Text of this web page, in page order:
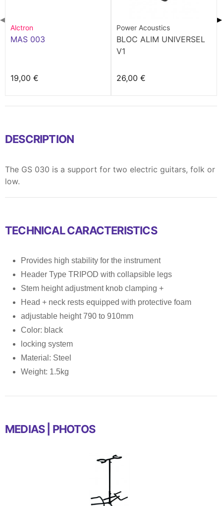
Alctron
MAS 003
19,00 €
Power Acoustics
BLOC ALIM UNIVERSEL
V1
26,00 €
◀ ▶
DESCRIPTION
The GS 030 is a support for two electric guitars, folk or
low.
TECHNICAL CARACTERISTICS
Provides high stability for the instrument
Header Type TRIPOD with collapsible legs
Stem height adjustment knob clamping +
Head + neck rests equipped with protective foam
adjustable height 790 to 910mm
Color: black
locking system
Material: Steel
Weight: 1.5kg
MEDIAS | PHOTOS